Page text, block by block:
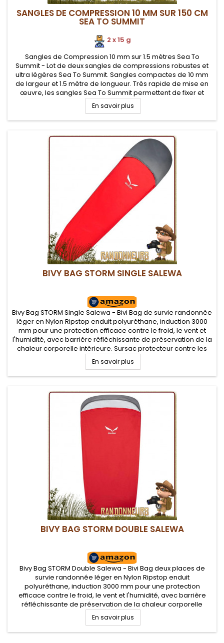
SANGLES DE COMPRESSION 10 MM SUR 150 CM
SEA TO SUMMIT
2 x 15 g
Sangles de Compression 10 mm sur 1.5 mètres Sea To
Summit - Lot de deux sangles de compressions robustes et
ultra légères Sea To Summit. Sangles compactes de 10 mm
de largeur et 1.5 mètre de longueur. Très rapide de mise en
œuvre, les sangles Sea To Summit permettent de fixer et
compresser votre matériel de randonnée et autres
équipements (sac de...
En savoir plus
BIVY BAG STORM SINGLE SALEWA
Bivy Bag STORM Single Salewa - Bivi Bag de survie randonnée
léger en Nylon Ripstop enduit polyuréthane, induction 3000
mm pour une protection efficace contre le froid, le vent et
l'humidité, avec barrière réfléchissante de préservation de la
chaleur corporelle intérieure. Sursac protecteur contre les
mauvaises conditions climatiques pour vos bivouacs...
En savoir plus
BIVY BAG STORM DOUBLE SALEWA
Bivy Bag STORM Double Salewa - Bivi Bag deux places de
survie randonnée léger en Nylon Ripstop enduit
polyuréthane, induction 3000 mm pour une protection
efficace contre le froid, le vent et l'humidité, avec barrière
réfléchissante de préservation de la chaleur corporelle
intérieure. Sursac protecteur contre les mauvaises
conditions climatiques pour vos...
En savoir plus